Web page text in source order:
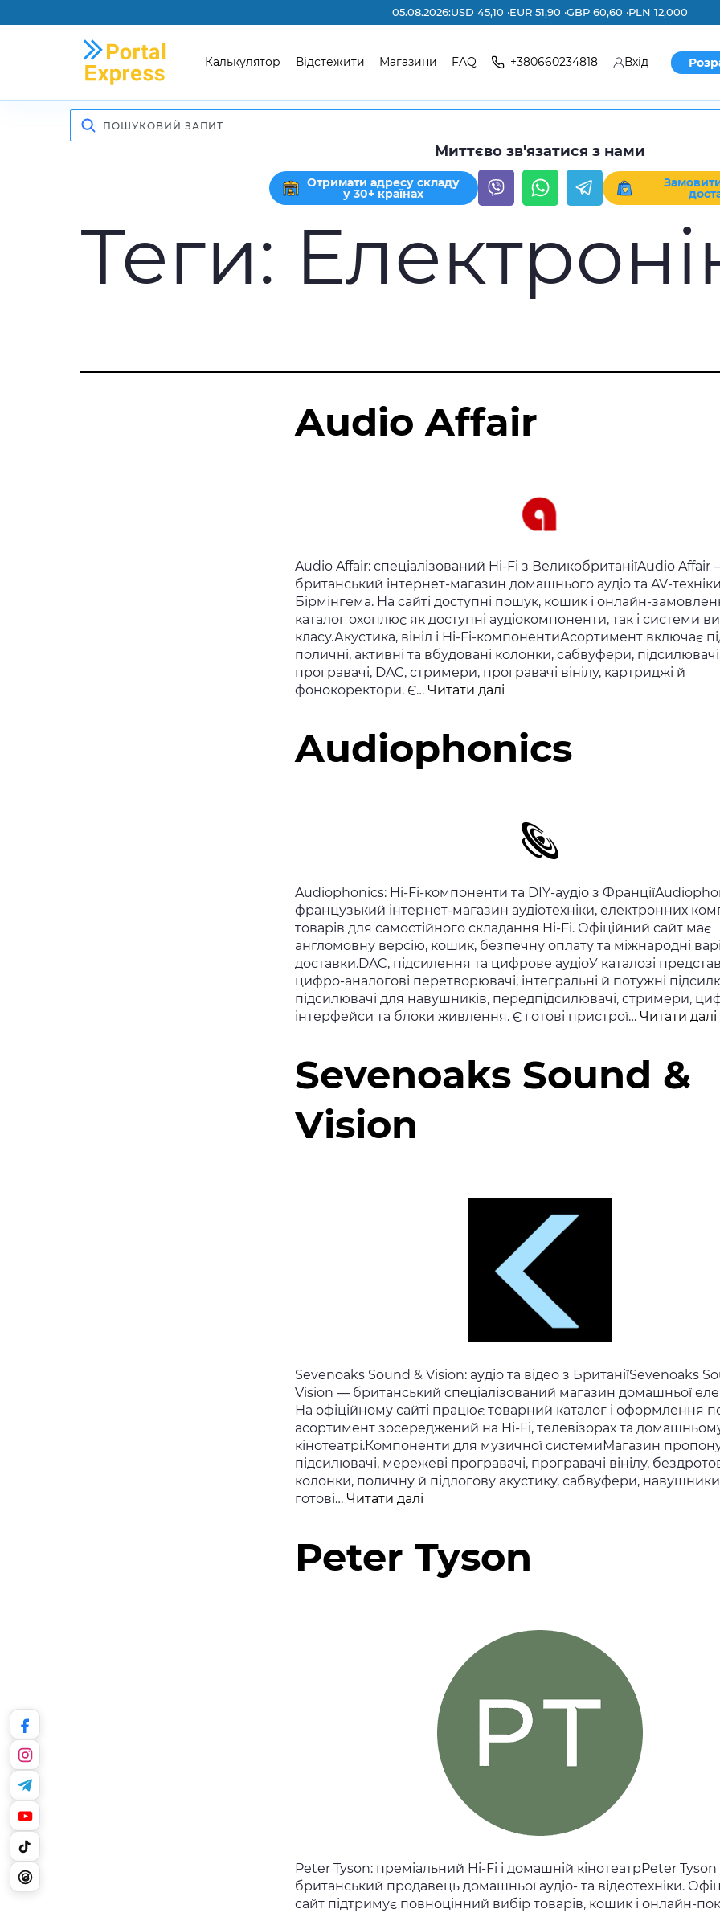
05.08.2026:USD 45,10 ·EUR 51,90 ·GBP 60,60 ·PLN 12,000
Калькулятор Відстежити Магазини FAQ +380660234818 Вхід
Миттєво зв'язатися з нами
Отримати адресу складу
у 30+ країнах
Теги:
Audio Affair
Audio Affair: спеціалізований Hi-Fi з ВеликобританіїAudio Affair
британський інтернет-магазин домашнього аудіо та AV-
Бірмінгема. На сайті доступні пошук, кошик і онлайн-
каталог охоплює як доступні аудіокомпоненти, так і системи
класу.Акустика, вініл і Hi-Fi-компонентиАсортимент включає
поличні, активні та вбудовані колонки, сабвуфери,
програвачі, DAC, стримери, програвачі вінілу, картриджі й
фонокоректори. Є… Читати далі
Audiophonics
Audiophonics: Hi-Fi-компоненти та DIY-аудіо з
французький інтернет-магазин аудіотехніки, електронних
товарів для самостійного складання Hi-Fi. Офіційний сайт має
англомовну версію, кошик, безпечну оплату та міжнародні
доставки.DAC, підсилення та цифрове аудіоУ каталозі
цифро-аналогові перетворювачі, інтегральні й потужні
підсилювачі для навушників, передпідсилювачі, стримери,
інтерфейси та блоки живлення. Є готові пристрої… Читати далі
Sevenoaks Sound &
Vision
Sevenoaks Sound & Vision: аудіо та відео з БританіїSevenoaks
Vision — британський спеціалізований магазин домашньої
На офіційному сайті працює товарний каталог і оформлення
асортимент зосереджений на Hi-Fi, телевізорах та
кінотеатрі.Компоненти для музичної системиМагазин
підсилювачі, мережеві програвачі, програвачі вінілу,
колонки, поличну й підлогову акустику, сабвуфери, навушники
готові… Читати далі
Vision
Peter Tyson
Peter Tyson: преміальний Hi-Fi і домашній кінотеатрPeter
британський продавець домашньої аудіо- та відеотехніки.
сайт підтримує повноцінний вибір товарів, кошик і онлайн-